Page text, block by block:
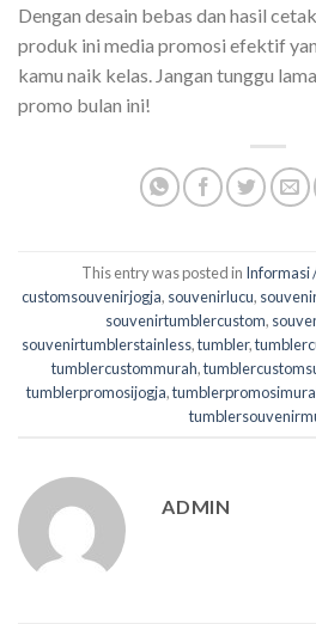
Dengan desain bebas dan hasil
produk ini media promosi efektif
kamu naik kelas. Jangan tunggu
promo bulan ini!
This entry was posted in Informasi
customsouvenirjogja, souvenirlucu,
souvenirtumblercustom,
souvenirtumblerstainless,tumbler,
tumblercustommurah,
tumblerpromosijogja,
ADMIN